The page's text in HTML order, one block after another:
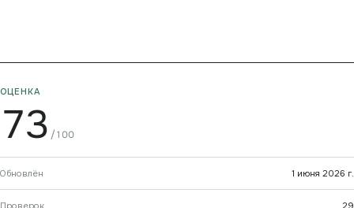
ОЦЕНКА
73 /100
Обновлён 1 июня 2026 г.
Проверок 29